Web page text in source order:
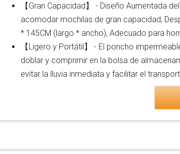
【Gran Capacidad】 - Diseño Aumentada
acomodar mochilas de gran capacidad,
* 145CM (largo * ancho), Adecuado para
【Ligero y Portátil】 - El poncho
doblar y comprimir en la bolsa de
evitar la lluvia inmediata y facilitar el